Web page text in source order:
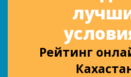
Рейтинг